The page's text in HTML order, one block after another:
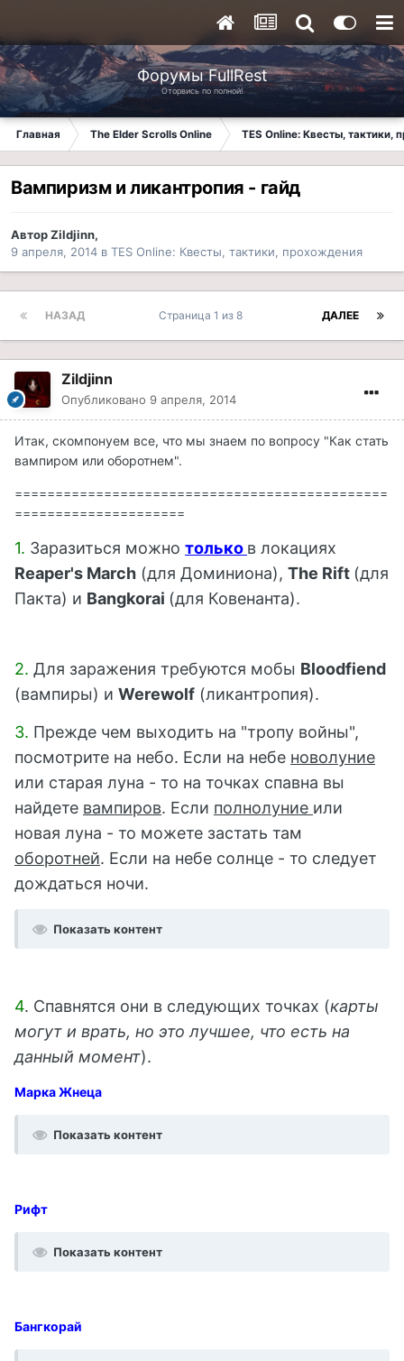
Форумы FullRest
Оторвись по полной!
Главная The Elder Scrolls Online TES Online: Квесты, тактики,
Вампиризм и ликантропия - гайд
АвторZildjinn,
9 апреля, 2014 в TES Online: Квесты, тактики, прохождения
НАЗАД ДАЛЕЕ
Страница 1 из 8
Zildjinn
Опубликовано 9 апреля, 2014
Итак, скомпонуем все, что мы знаем по вопросу "Как стать
вампиром или оборотнем".
==============================================
=====================
1. Заразиться можно только в локациях
Reaper's March (для Доминиона), The Rift (для
Пакта) и Bangkorai (для Ковенанта).
2. Для заражения требуются мобы Bloodfiend
(вампиры) и Werewolf (ликантропия).
3. Прежде чем выходить на "тропу войны",
посмотрите на небо. Если на небе новолуние
или старая луна - то на точках спавна вы
найдете вампиров. Если полнолуние или
новая луна - то можете застать там
оборотней. Если на небе солнце - то следует
дождаться ночи.
Показать контент
4. Спавнятся они в следующих точках (карты
могут и врать, но это лучшее, что есть на
данный момент).
Марка Жнеца
Показать контент
Рифт
Показать контент
Бангкорай